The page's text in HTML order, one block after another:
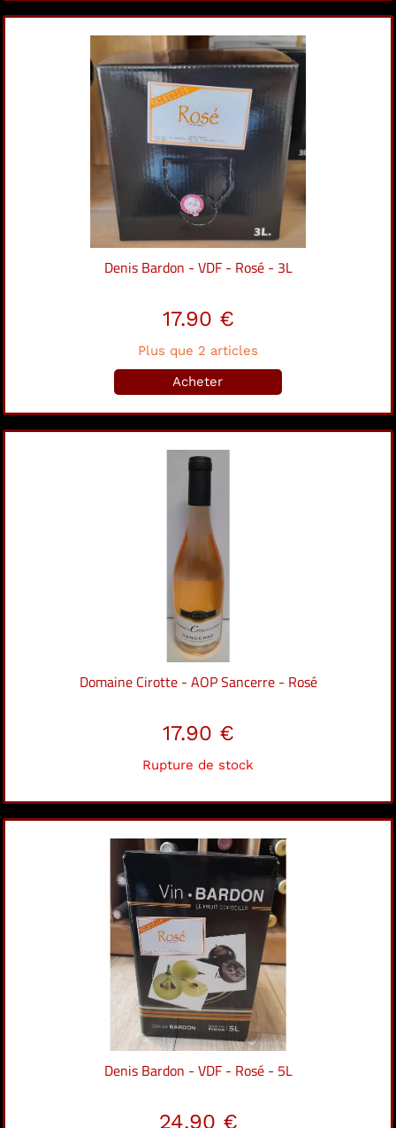
Denis Bardon - VDF - Rosé - 3L
17.90 €
Plus que 2 articles
Acheter
Domaine Cirotte - AOP Sancerre - Rosé
17.90 €
Rupture de stock
Denis Bardon - VDF - Rosé - 5L
24.90 €